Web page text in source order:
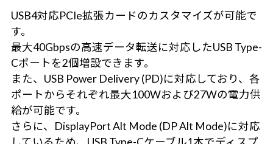
USB4対応PCIe拡張カードのカスタマイズが可能で
す。
最大40Gbpsの高速データ転送に対応したUSB Type-
Cポートを2個増設できます。
また、USB Power Delivery (PD)に対応しており、各
ポートからそれぞれ最大100Wおよび27Wの電力供
給が可能です。
さらに、DisplayPort Alt Mode (DP Alt Mode)に対応